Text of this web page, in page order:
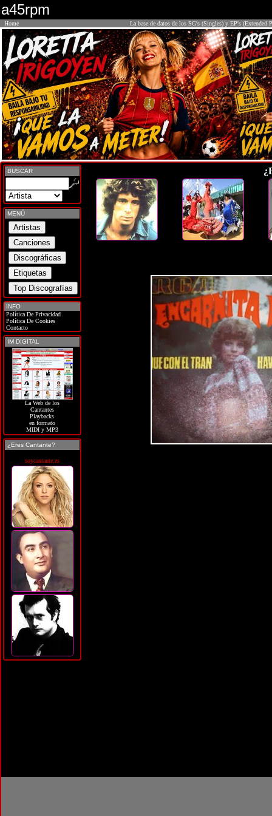
a45rpm
Home La base de datos de los SG's (Singles) y EP's (Extended
BUSCAR
MENÚ
INFO
Política De Privacidad
Política De Cookies
Contacto
IM DIGITAL
La Web de los
Cantantes
Playbacks
en formato
MIDI y MP3
¿Eres Cantante?
soycantante.es